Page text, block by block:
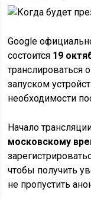
Google
состоится 19
транслироваться
запуском
необходимости
Начало
московскому
чтобы получить
не пропустить